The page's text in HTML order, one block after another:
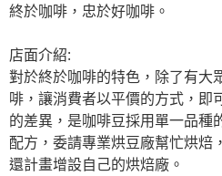
終於咖啡，忠於好咖啡。
店面介紹:
對於終於咖啡的特色，除了有大
啡，讓消費者以平價的方式，即
的差異，是咖啡豆採用單一品種
配方，委請專業烘豆廠幫忙烘焙
還計畫增設自己的烘焙廠。